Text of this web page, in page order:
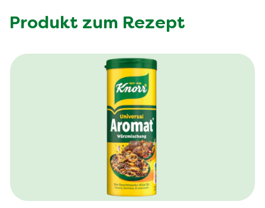
Produkt zum Rezept